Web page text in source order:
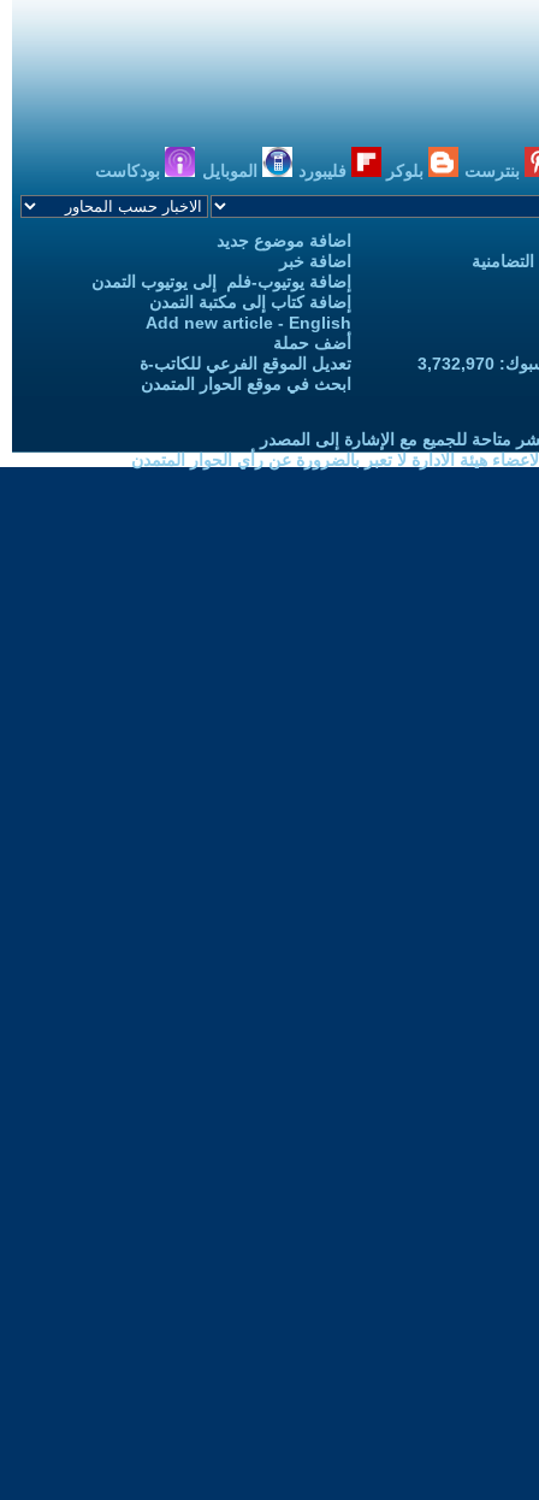
بنترست بلوكر فليبورد الموبايل بودكاست
اضافة موضوع جديد
اضافة خبر
إضافة يوتيوب-فلم إلى يوتيوب التمدن
إضافة كتاب إلى مكتبة التمدن
Add new article - English
أضف حملة
تعديل الموقع الفرعي للكاتب-ة
ابحث في موقع الحوار المتمدن
متاحة للجميع مع الإشارة إلى المصدر
هيئة الادارة لا تعبر بالضرورة عن رأي الحوار المتمدن